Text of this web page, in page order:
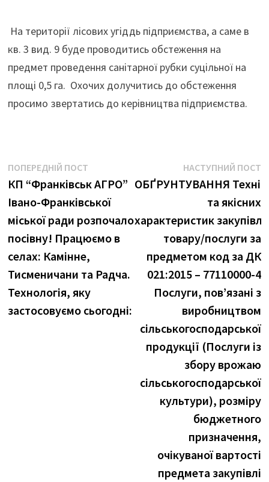
На території лісових угіддь підприємства, а саме в
кв. 3 вид. 9 буде проводитись обстеження на
предмет проведення санітарної рубки суцільної на
площі 0,5 га. Охочих долучитись до обстеження
просимо звертатись до керівництва підприємства.
Навігація
записів
ПОПЕРЕДНІЙ ПОСТ
пост:
КП “Франківськ АГРО”
Івано-Франківської
міської ради розпочало
посівну! Працюємо в
селах: Камінне,
Тисменичани та Радча.​
Технологія, яку
застосовуємо сьогодні:
НАСТУПНИЙ ПОСТ
ОБҐРУНТУВАННЯ
та якісних
характеристик закупівлі
товару/послуги за
предметом код за ДК
021:2015 – 77110000-4
Послуги, пов’язані з
виробництвом
сільськогосподарської
продукції (Послуги із
збору врожаю
сільськогосподарської
культури), розміру
бюджетного
призначення,
очікуваної вартості
предмета закупівлі